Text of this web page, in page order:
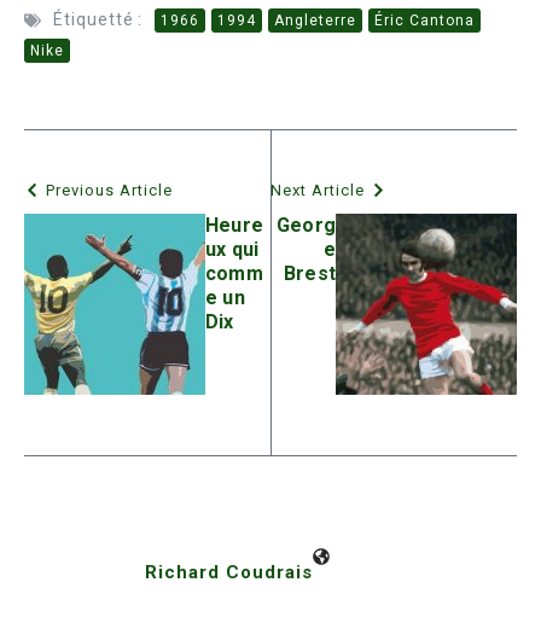
Étiquetté : 1966 1994 Angleterre
Éric Cantona
Nike
Previous Article
Heure
ux qui
comm
e un
Dix
Next Article
Georg
e
Brest
Richard Coudrais